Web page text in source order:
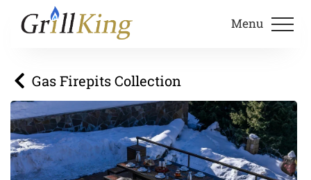
Menu
Gas Firepits Collection